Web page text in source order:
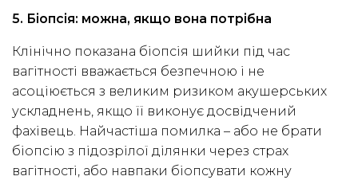
5. Біопсія: можна, якщо вона потрібна
Клінічно показана біопсія шийки під час
вагітності вважається безпечною і не
асоціюється з великим ризиком акушерських
ускладнень, якщо її виконує досвідчений
фахівець. Найчастіша помилка – або не брати
біопсію з підозрілої ділянки через страх
вагітності, або навпаки біопсувати кожну